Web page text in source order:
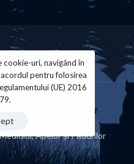
Apelor și Pădurilor
uri, navigând în
pentru folosirea
(UE) 2016